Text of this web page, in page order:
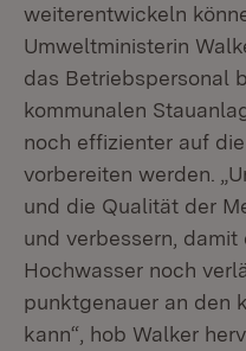
weiterentwickeln
Umweltministerin
das Betriebspersonal
kommunalen
noch effizienter auf
vorbereiten werden.
und die Qualität der
und verbessern, damit
Hochwasser noch
punktgenauer an den
kann“, hob Walker